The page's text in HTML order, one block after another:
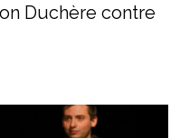
Duchère contre